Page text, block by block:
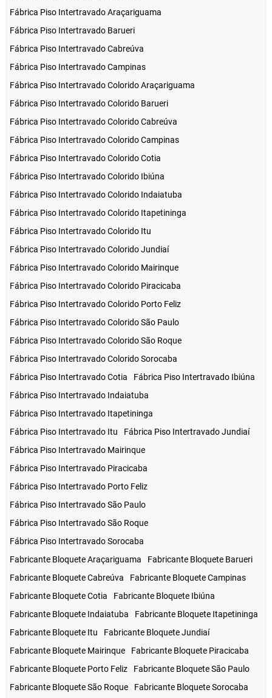
Fábrica Piso Intertravado Araçariguama
Fábrica Piso Intertravado Barueri
Fábrica Piso Intertravado Cabreúva
Fábrica Piso Intertravado Campinas
Fábrica Piso Intertravado Colorido Araçariguama
Fábrica Piso Intertravado Colorido Barueri
Fábrica Piso Intertravado Colorido Cabreúva
Fábrica Piso Intertravado Colorido Campinas
Fábrica Piso Intertravado Colorido Cotia
Fábrica Piso Intertravado Colorido Ibiúna
Fábrica Piso Intertravado Colorido Indaiatuba
Fábrica Piso Intertravado Colorido Itapetininga
Fábrica Piso Intertravado Colorido Itu
Fábrica Piso Intertravado Colorido Jundiaí
Fábrica Piso Intertravado Colorido Mairinque
Fábrica Piso Intertravado Colorido Piracicaba
Fábrica Piso Intertravado Colorido Porto Feliz
Fábrica Piso Intertravado Colorido São Paulo
Fábrica Piso Intertravado Colorido São Roque
Fábrica Piso Intertravado Colorido Sorocaba
Fábrica Piso Intertravado Cotia
Fábrica Piso Intertravado Ibiúna
Fábrica Piso Intertravado Indaiatuba
Fábrica Piso Intertravado Itapetininga
Fábrica Piso Intertravado Itu
Fábrica Piso Intertravado Jundiaí
Fábrica Piso Intertravado Mairinque
Fábrica Piso Intertravado Piracicaba
Fábrica Piso Intertravado Porto Feliz
Fábrica Piso Intertravado São Paulo
Fábrica Piso Intertravado São Roque
Fábrica Piso Intertravado Sorocaba
Fabricante Bloquete Araçariguama
Fabricante Bloquete Barueri
Fabricante Bloquete Cabreúva
Fabricante Bloquete Campinas
Fabricante Bloquete Cotia
Fabricante Bloquete Ibiúna
Fabricante Bloquete Indaiatuba
Fabricante Bloquete Itapetininga
Fabricante Bloquete Itu
Fabricante Bloquete Jundiaí
Fabricante Bloquete Mairinque
Fabricante Bloquete Piracicaba
Fabricante Bloquete Porto Feliz
Fabricante Bloquete São Paulo
Fabricante Bloquete São Roque
Fabricante Bloquete Sorocaba